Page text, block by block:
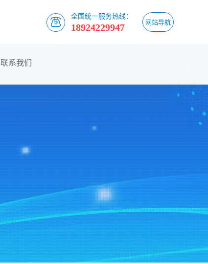
全国统一服务热线：
18924229947 网站导航
联系我们